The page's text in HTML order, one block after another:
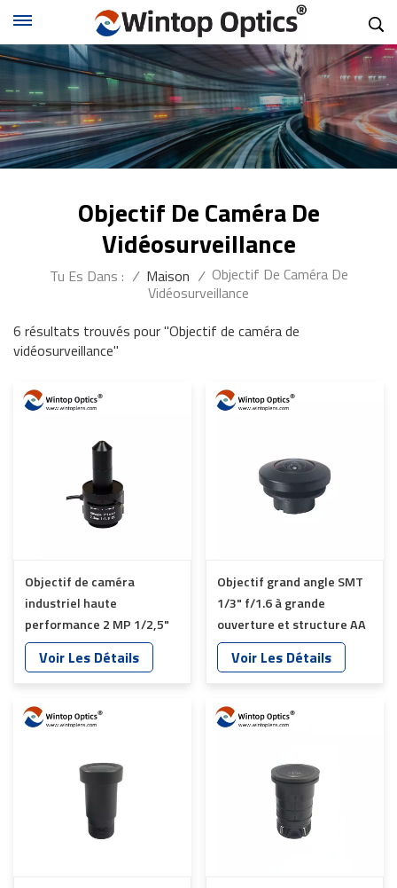
Objectif De Caméra De
Vidéosurveillance
Tu Es Dans : / Maison / Objectif De Caméra De
Vidéosurveillance
6 résultats trouvés pour "Objectif de caméra de
vidéosurveillance"
Objectif de caméra
industriel haute
performance 2 MP 1/2,5"
2,8 mm à iris automatique
YT-4882
Voir Les Détails
Objectif grand angle SMT
1/3" f/1.6 à grande
ouverture et structure AA
YT-7060P-H1-A
Voir Les Détails